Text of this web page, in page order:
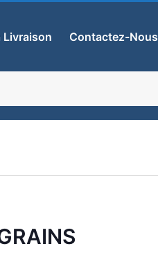
Livraison Contactez-Nous